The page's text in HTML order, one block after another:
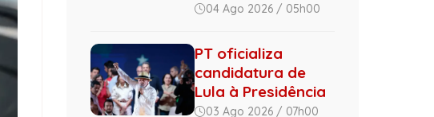
04 Ago 2026 / 05h00
PT oficializa
candidatura de
Lula à Presidência
03 Ago 2026 / 07h00